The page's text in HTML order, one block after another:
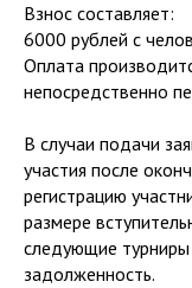
Взнос составляет:
6000 рублей с
Оплата
непосредственно
В случаи подачи
участия после
регистрацию
размере
следующие
задолженность.